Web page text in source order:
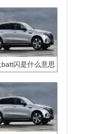
batt闪是什么意思